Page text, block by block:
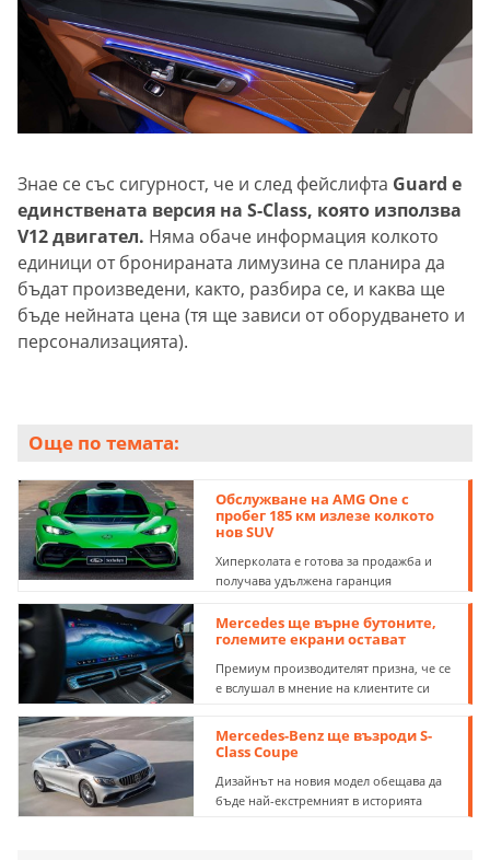
Знае се със сигурност, че и след фейслифта Guard е
единствената версия на S-Class, която използва
V12 двигател. Няма обаче информация колкото
единици от бронираната лимузина се планира да
бъдат произведени, както, разбира се, и каква ще
бъде нейната цена (тя ще зависи от оборудването и
персонализацията).
Още по темата:
Обслужване на AMG One с
пробег 185 км излезе колкото
нов SUV
Хиперколата е готова за продажба и
получава удължена гаранция
Mercedes ще върне бутоните,
големите екрани остават
Премиум производителят призна, че се
е вслушал в мнение на клиентите си
Mercedes-Benz ще възроди S-
Class Coupe
Дизайнът на новия модел обещава да
бъде най-екстремният в историята